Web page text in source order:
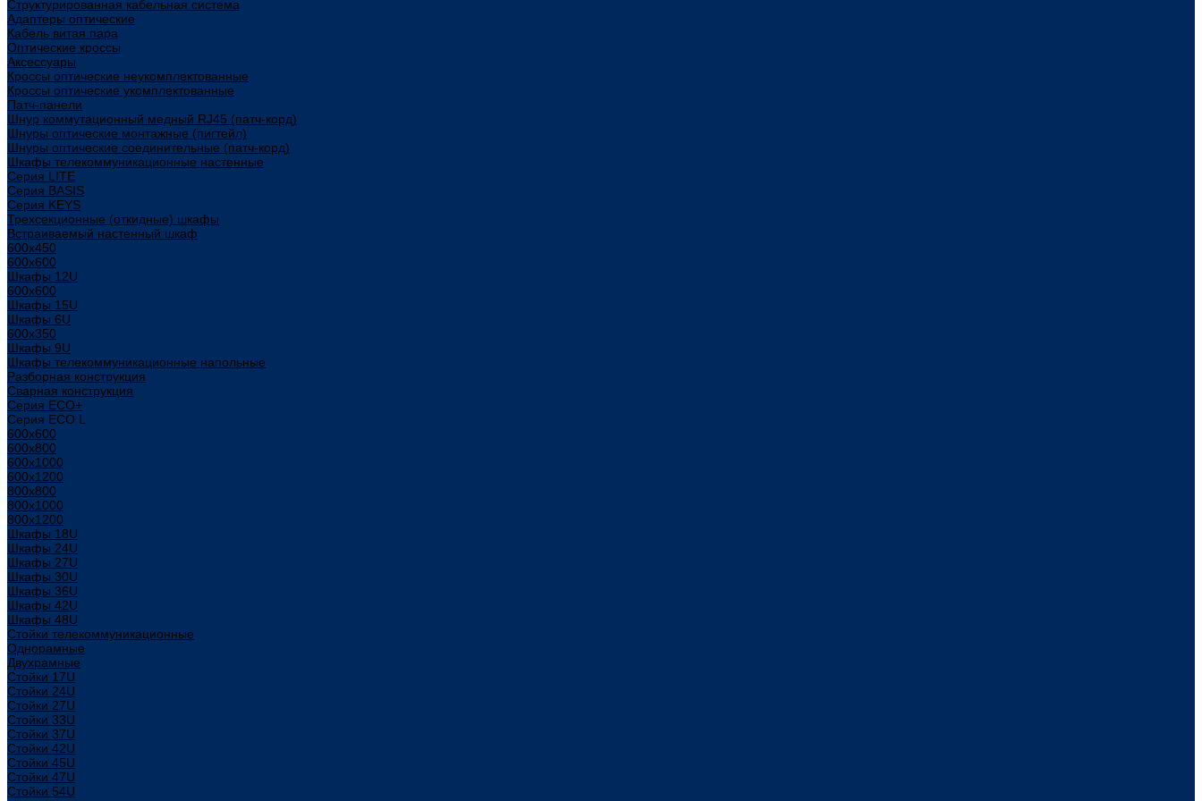
Структурированная кабельная система
Адаптеры оптические
Кабель витая пара
Оптические кроссы
Аксессуары
Кроссы оптические неукомплектованные
Кроссы оптические укомплектованные
Патч-панели
Шнур коммутационный медный RJ45 (патч-корд)
Шнуры оптические монтажные (пигтейл)
Шнуры оптические соединительные (патч-корд)
Шкафы телекоммуникационные настенные
Cерия LITE
Cерия BASIS
Cерия KEYS
Трехсекционные (откидные) шкафы
Встраиваемый настенный шкаф
600x450
600x600
Шкафы 12U
600x600
Шкафы 15U
Шкафы 6U
600x350
Шкафы 9U
Шкафы телекоммуникационные напольные
Разборная конструкция
Сварная конструкция
Серия ECO+
Серия ECO L
600x600
600x800
600х1000
600х1200
800x800
800х1000
800х1200
Шкафы 18U
Шкафы 24U
Шкафы 27U
Шкафы 30U
Шкафы 36U
Шкафы 42U
Шкафы 48U
Стойки телекоммуникационные
Однорамные
Двухрамные
Стойки 17U
Стойки 24U
Стойки 27U
Стойки 33U
Стойки 37U
Стойки 42U
Стойки 45U
Стойки 47U
Стойки 54U